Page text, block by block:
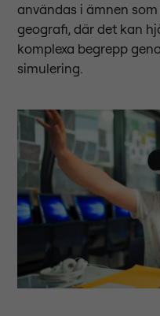
användas i ämnen
geografi, där det kan
komplexa begrepp
simulering.